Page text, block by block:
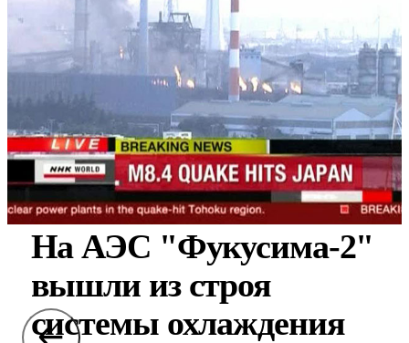
На АЭС "Фукусима-2"
вышли из строя
системы охлаждения